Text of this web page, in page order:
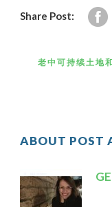
Share Post:
老中可持续土地
ABOUT POST